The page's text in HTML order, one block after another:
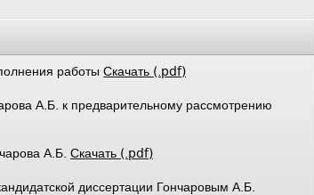
работыСкачать (.pdf)
А.Б. к предварительному рассмотрению
А.Б.Скачать (.pdf)
диссертации Гончаровым А.Б.